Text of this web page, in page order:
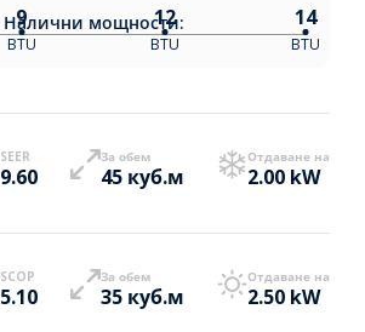
Налични мощности:
9
BTU
12
BTU
14
BTU
SEER
9.60
За обем
45 куб.м
Отдаване на
2.00 kW
SCOP
5.10
За обем
35 куб.м
Отдаване на
2.50 kW